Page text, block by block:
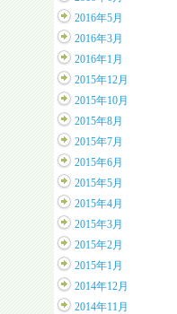
2016年5月
2016年3月
2016年1月
2015年12月
2015年10月
2015年8月
2015年7月
2015年6月
2015年5月
2015年4月
2015年3月
2015年2月
2015年1月
2014年12月
2014年11月